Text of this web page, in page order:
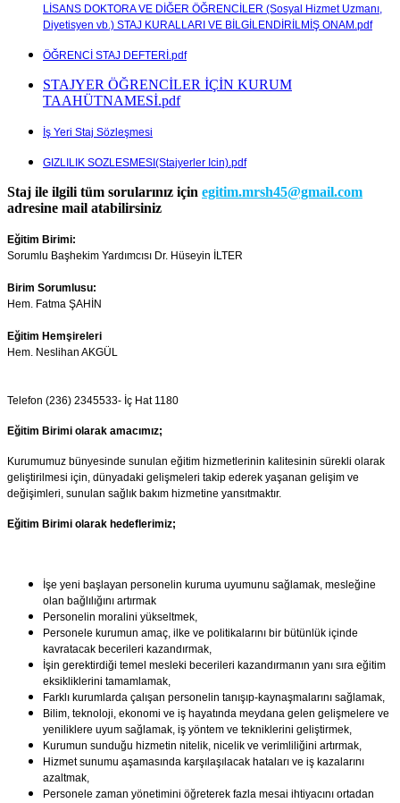
LİSANS DOKTORA VE DİĞER ÖĞRENCİLER (Sosyal Hizmet Uzmanı,
Diyetisyen vb.) STAJ KURALLARI VE BİLGİLENDİRİLMİŞ ONAM.pdf
ÖĞRENCİ STAJ DEFTERİ.pdf
STAJYER ÖĞRENCİLER İÇİN KURUM
TAAHÜTNAMESİ.pdf
İş Yeri Staj Sözleşmesi
GIZLILIK SOZLESMESI(Stajyerler Icin).pdf
Staj ile ilgili tüm sorularınız için egitim.mrsh45@gmail.com
adresine mail atabilirsiniz
Eğitim Birimi:
Sorumlu Başhekim Yardımcısı Dr. Hüseyin İLTER
Birim Sorumlusu:
Hem. Fatma ŞAHİN
Eğitim Hemşireleri
Hem. Neslihan AKGÜL
Telefon (236) 2345533- İç Hat 1180
Eğitim Birimi olarak amacımız;
Kurumumuz bünyesinde sunulan eğitim hizmetlerinin kalitesinin sürekli olarak
geliştirilmesi için, dünyadaki gelişmeleri takip ederek yaşanan gelişim ve
değişimleri, sunulan sağlık bakım hizmetine yansıtmaktır.
Eğitim Birimi olarak hedeflerimiz;
İşe yeni başlayan personelin kuruma uyumunu sağlamak, mesleğine
olan bağlılığını artırmak
Personelin moralini yükseltmek,
Personele kurumun amaç, ilke ve politikalarını bir bütünlük içinde
kavratacak becerileri kazandırmak,
İşin gerektirdiği temel mesleki becerileri kazandırmanın yanı sıra eğitim
eksikliklerini tamamlamak,
Farklı kurumlarda çalışan personelin tanışıp-kaynaşmalarını sağlamak,
Bilim, teknoloji, ekonomi ve iş hayatında meydana gelen gelişmelere ve
yeniliklere uyum sağlamak, iş yöntem ve tekniklerini geliştirmek,
Kurumun sunduğu hizmetin nitelik, nicelik ve verimliliğini artırmak,
Hizmet sunumu aşamasında karşılaşılacak hataları ve iş kazalarını
azaltmak,
Personele zaman yönetimini öğreterek fazla mesai ihtiyacını ortadan